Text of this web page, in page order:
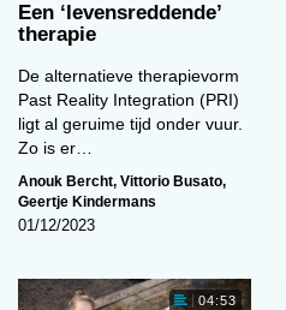
Een ‘levens­reddende’
therapie
De alternatieve therapievorm
Past Reality Integration (PRI)
ligt al geruime tijd onder vuur.
Zo is er…
Anouk Bercht, Vittorio Busato,
Geertje Kindermans
01/12/2023
04:53